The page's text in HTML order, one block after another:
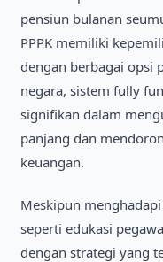
pensiun bulanan
PPPK memiliki
dengan berbagai opsi
negara, sistem fully
signifikan dalam
panjang dan
keuangan.
Meskipun
seperti edukasi
dengan strategi yang